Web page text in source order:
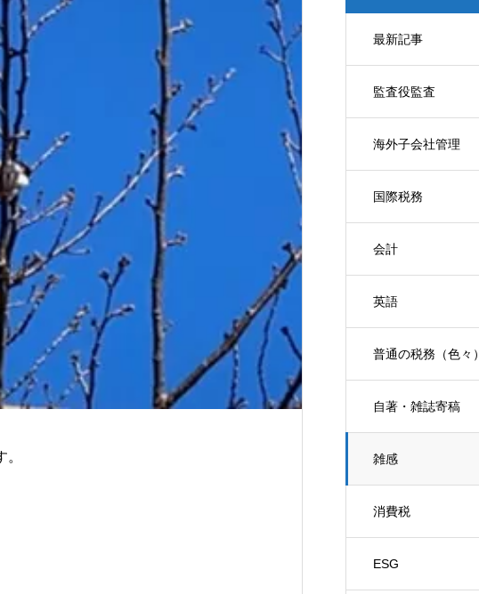
最新記事
監査役監査
海外子会社管理
国際税務
会計
英語
普通の税務（色々）
自著・雑誌寄稿
雑感
消費税
ESG